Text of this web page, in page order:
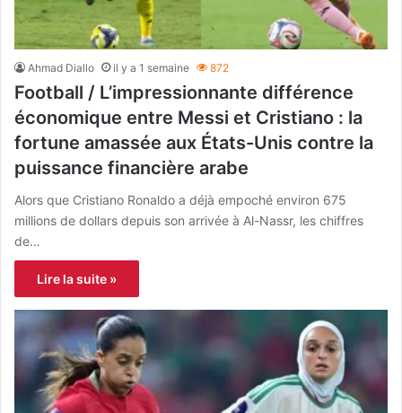
Ahmad Diallo il y a 1 semaine 872
Football / L’impressionnante différence
économique entre Messi et Cristiano : la
fortune amassée aux États-Unis contre la
puissance financière arabe
Alors que Cristiano Ronaldo a déjà empoché environ 675
millions de dollars depuis son arrivée à Al-Nassr, les chiffres
de…
Lire la suite »